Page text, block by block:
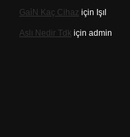
Gai̇N Kaç Cihaz için Işıl
Aslı Nedir Tdk için admin